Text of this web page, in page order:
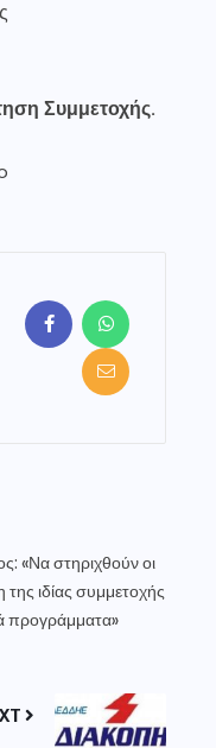
Συμμετοχής.
«Να στηριχθούν οι
ιδίας συμμετοχής
προγράμματα»